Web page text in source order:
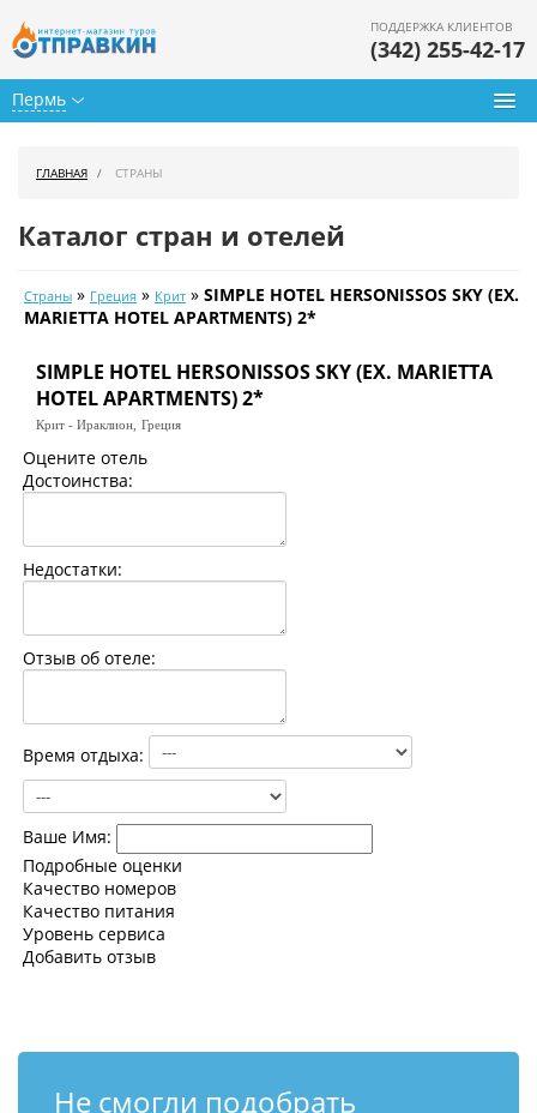
Пермь
ПОДДЕРЖКА КЛИЕНТОВ
(342) 255-42-17
Календарь туров
Страны
Как купить
Контакты
ГЛАВНАЯ СТРАНЫ
Каталог стран и отелей
Страны » Греция » Крит » SIMPLE HOTEL HERSONISSOS SKY (EX.
MARIETTA HOTEL APARTMENTS) 2*
SIMPLE HOTEL HERSONISSOS SKY (EX. MARIETTA
HOTEL APARTMENTS) 2*
Крит - Ираклион, Греция
Оцените отель
Достоинства:
Недостатки:
Отзыв об отеле:
Время отдыха:
Ваше Имя:
Подробные оценки
Качество номеров
Качество питания
Уровень сервиса
Добавить отзыв
Не смогли подобрать